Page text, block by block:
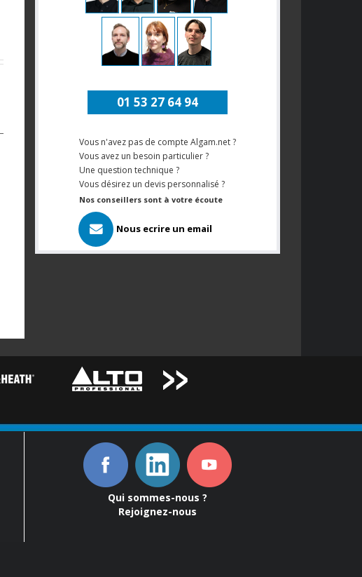
01 53 27 64 94
Vous n'avez pas de compte Algam.net ?
Vous avez un besoin particulier ?
Une question technique ?
Vous désirez un devis personnalisé ?
Nos conseillers sont à votre écoute
Nous ecrire un email
Qui sommes-nous ?
Rejoignez-nous